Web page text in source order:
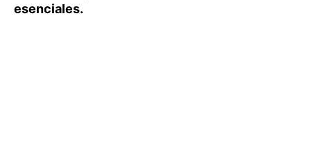
esenciales.